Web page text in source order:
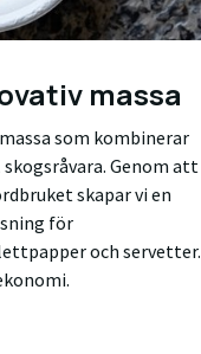
massa
som kombinerar
Genom att
skapar vi en
för
och servetter.